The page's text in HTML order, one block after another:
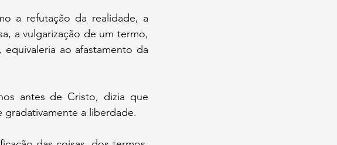
a refutação da realidade, a
a vulgarização de um termo,
ao afastamento da
antes de Cristo, dizia que
a liberdade.